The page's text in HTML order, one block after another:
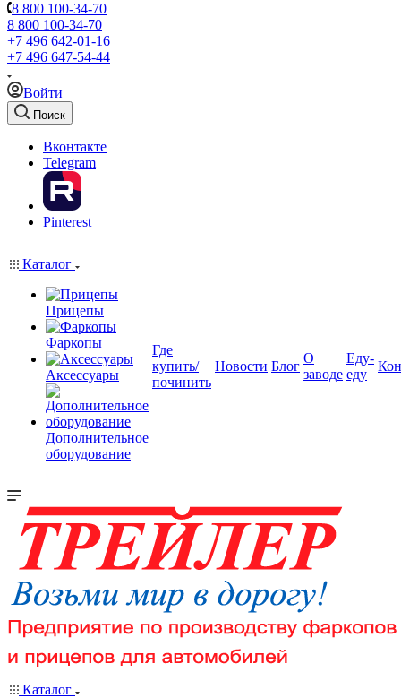
8 800 100-34-70
8 800 100-34-70
+7 496 642-01-16
+7 496 647-54-44
Войти
Поиск
Вконтакте
Telegram
Pinterest
Каталог
Прицепы
Фаркопы
Аксессуары
Дополнительное
оборудование
Где
купить/
починить
Новости Блог
О
заводе
Еду-
еду
Каталог